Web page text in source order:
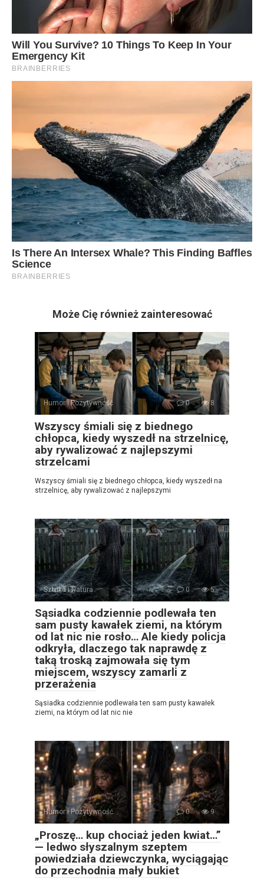
Może Cię również zainteresować
Humor i Pozytywność 0 8
Wszyscy śmiali się z biednego
chłopca, kiedy wyszedł na strzelnicę,
aby rywalizować z najlepszymi
strzelcami
Wszyscy śmiali się z biednego chłopca, kiedy wyszedł na
strzelnicę, aby rywalizować z najlepszymi
Sztuka i Natura 0 5
Sąsiadka codziennie podlewała ten
sam pusty kawałek ziemi, na którym
od lat nic nie rosło… Ale kiedy policja
odkryła, dlaczego tak naprawdę z
taką troską zajmowała się tym
miejscem, wszyscy zamarli z
przerażenia
Sąsiadka codziennie podlewała ten sam pusty kawałek
ziemi, na którym od lat nic nie
Humor i Pozytywność 0 9
„Proszę… kup chociaż jeden kwiat…”
— ledwo słyszalnym szeptem
powiedziała dziewczynka, wyciągając
do przechodnia mały bukiet